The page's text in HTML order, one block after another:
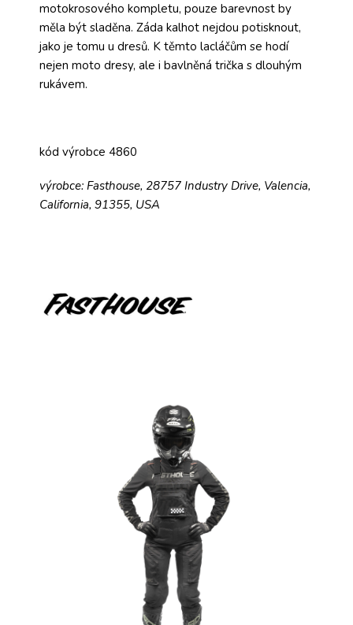
motokrosového kompletu, pouze barevnost by
měla být sladěna. Záda kalhot nejdou potisknout,
jako je tomu u dresů. K těmto lacláčům se hodí
nejen moto dresy, ale i bavlněná trička s dlouhým
rukávem.
kód výrobce 4860
výrobce: Fasthouse, 28757 Industry Drive, Valencia,
California, 91355, USA